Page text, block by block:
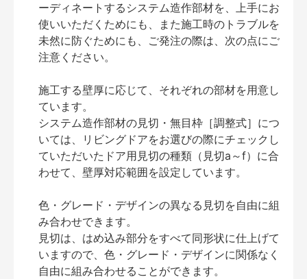
ーディネートするシステム造作部材を、上手にお
使いいただくためにも、また施工時のトラブルを
未然に防ぐためにも、ご発注の際は、次の点にご
注意ください。
施工する壁厚に応じて、それぞれの部材を用意し
ています。
システム造作部材の見切・無目枠［調整式］につ
いては、リビングドアをお選びの際にチェックし
ていただいたドア用見切の種類（見切a～f）に合
わせて、壁厚対応範囲を設定しています。
色・グレード・デザインの異なる見切を自由に組
み合わせできます。
見切は、はめ込み部分をすべて同形状に仕上げて
いますので、色・グレード・デザインに関係なく
自由に組み合わせることができます。